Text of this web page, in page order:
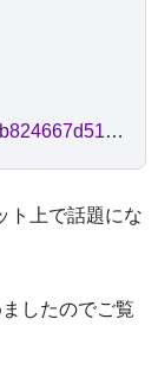
https://news.yahoo.co.jp/articles/5907054b824667d51d4447b2afcc2b2f84cfb95d
ト上で話題にな
したのでご覧